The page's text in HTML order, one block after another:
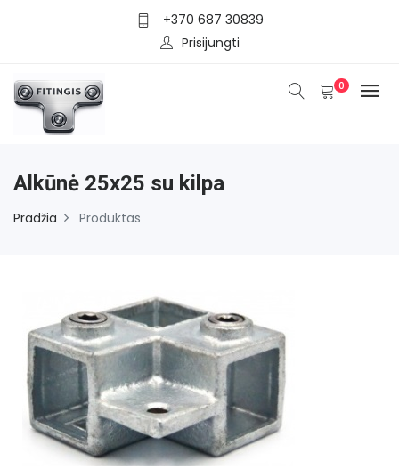
+370 687 30839
Prisijungti
0
Alkūnė 25x25 su kilpa
Pradžia Produktas